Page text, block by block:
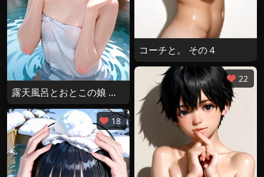
コーチと。 その４
露天風呂とおとこの娘 その２
22
18